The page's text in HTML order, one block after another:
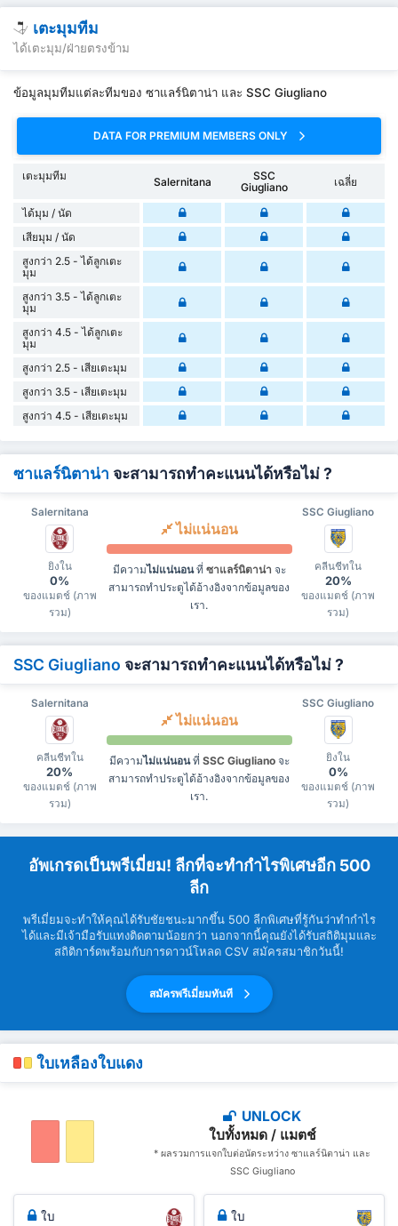
เตะมุมทีม
ได้เตะมุม/ฝ่ายตรงข้าม
ข้อมูลมุมทีมแต่ละทีมของ ซาแลร์นิตาน่า และ SSC Giugliano
DATA FOR PREMIUM MEMBERS ONLY
เตะมุมทีม Salernitana
SSC
Giugliano
เฉลี่ย
ได้มุม / นัด
เสียมุม / นัด
สูงกว่า 2.5 - ได้ลูกเตะ
มุม
สูงกว่า 3.5 - ได้ลูกเตะ
มุม
สูงกว่า 4.5 - ได้ลูกเตะ
มุม
สูงกว่า 2.5 - เสียเตะมุม
สูงกว่า 3.5 - เสียเตะมุม
สูงกว่า 4.5 - เสียเตะมุม
ซาแลร์นิตาน่า จะสามารถทำคะแนนได้หรือไม่ ?
Salernitana SSC Giugliano
ยิงใน
0%
ของแมตช์ (ภาพ
รวม)
ไม่แน่นอน
มีความไม่แน่นอนที่ ซาแลร์นิตาน่า จะ
สามารถทำประตูได้อ้างอิงจากข้อมูลของ
เรา.
คลีนชีทใน
20%
ของแมตช์ (ภาพ
รวม)
SSC Giugliano จะสามารถทำคะแนนได้หรือไม่ ?
Salernitana SSC Giugliano
คลีนชีทใน
20%
ของแมตช์ (ภาพ
รวม)
ไม่แน่นอน
มีความไม่แน่นอนที่ SSC Giuglianoจะ
สามารถทำประตูได้อ้างอิงจากข้อมูลของ
เรา.
ยิงใน
0%
ของแมตช์ (ภาพ
รวม)
อัพเกรดเป็นพรีเมี่ยม! ลีกที่จะทำกำไรพิเศษอีก 500
ลีก
พรีเมี่ยมจะทำให้คุณได้รับชัยชนะมากขึ้น 500 ลีกพิเศษที่รู้กันว่าทำกำไร
ได้และมีเจ้ามือรับแทงติดตามน้อยกว่า นอกจากนี้คุณยังได้รับสถิติมุมและ
สถิติการ์ดพร้อมกับการดาวน์โหลด CSV สมัครสมาชิกวันนี้!
สมัครพรีเมี่ยมทันที
ใบเหลืองใบแดง
UNLOCK
ใบทั้งหมด / แมตช์
* ผลรวมการแจกใบต่อนัดระหว่าง ซาแลร์นิตาน่า และ
SSC Giugliano
ใบ ใบ